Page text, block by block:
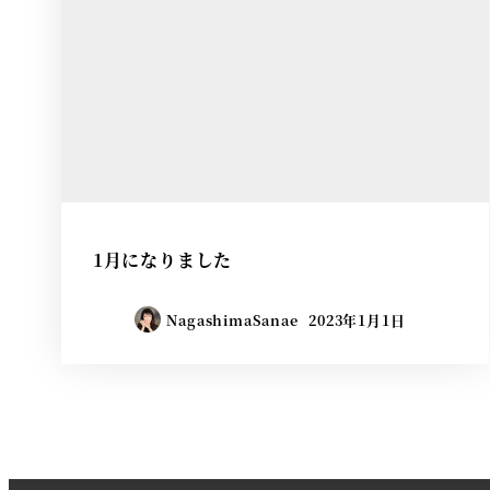
1月になりました
NagashimaSanae 2023年1月1日